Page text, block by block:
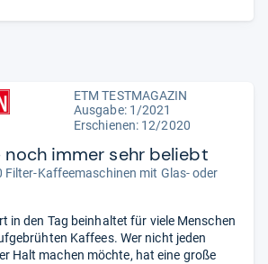
ETM TESTMAGAZIN
Ausgabe: 1/2021
Erschienen: 12/2020
immer sehr beliebt
Filter-Kaffeemaschinen mit Glas- oder
in den Tag beinhaltet für viele Menschen
Kaffees. Wer nicht jeden
Halt machen möchte, hat eine große